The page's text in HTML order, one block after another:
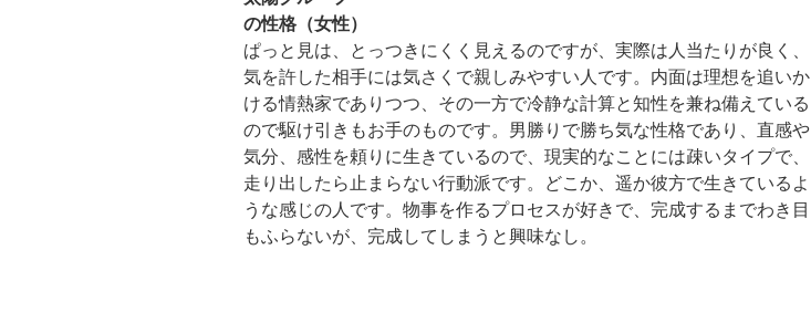
の性格（女性）
ぱっと見は、とっつきにくく見えるのですが、実際は人当たりが良く、
気を許した相手には気さくで親しみやすい人です。内面は理想を追いか
ける情熱家でありつつ、その一方で冷静な計算と知性を兼ね備えている
ので駆け引きもお手のものです。男勝りで勝ち気な性格であり、直感や
気分、感性を頼りに生きているので、現実的なことには疎いタイプで、
走り出したら止まらない行動派です。どこか、遥か彼方で生きているよ
うな感じの人です。物事を作るプロセスが好きで、完成するまでわき目
もふらないが、完成してしまうと興味なし。